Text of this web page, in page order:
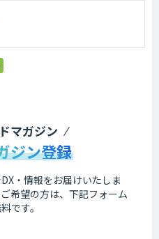
マガジン
ジン登録
・情報をお届けいたしま
希望の方は、下記フォーム
です。